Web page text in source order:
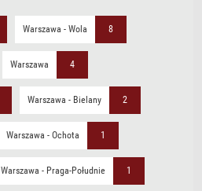
Warszawa - Wola 8
Warszawa 4
Warszawa - Bielany 2
Warszawa - Ochota 1
Warszawa - Praga-Południe 1